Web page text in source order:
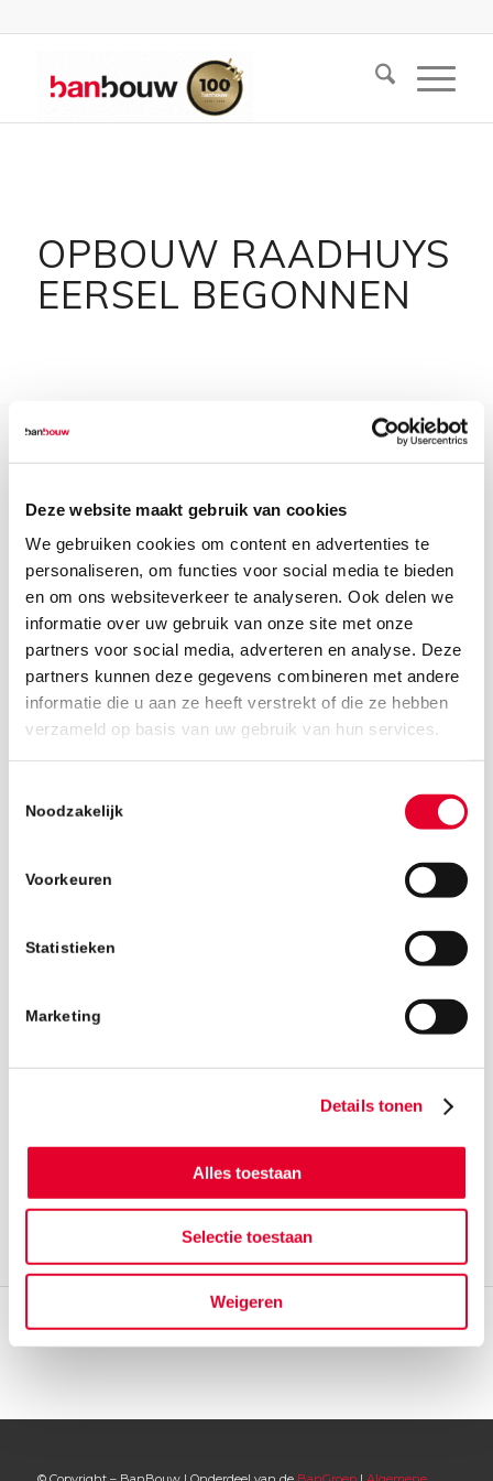
Deze website maakt gebruik van cookies
We gebruiken cookies om content en advertenties te
personaliseren, om functies voor social media te bieden
en om ons websiteverkeer te analyseren. Ook delen we
informatie over uw gebruik van onze site met onze
partners voor social media, adverteren en analyse. Deze
partners kunnen deze gegevens combineren met andere
informatie die u aan ze heeft verstrekt of die ze hebben
verzameld op basis van uw gebruik van hun services.
Noodzakelijk
Voorkeuren
Statistieken
Marketing
Details tonen
Alles toestaan
Selectie toestaan
Weigeren
OPBOUW RAADHUYS
EERSEL BEGONNEN
Nadat in maart het carillon op spectaculaire
wijze werd verwijderd is BanBouw direct
daarna gestart met de sloopwerkzaamheden.
Deze zijn in week 14 afgerond. Afgelopen week
zijn we begonnen met het opbouwen naar 6
luxe appartementen. Zo zijn de eerste vloeren
gestort.
aangemeld voor de Dag van de Bouw op
belangstellenden van 10.30 tot 15.00 uur een
Meer informatie over het project vindt u op